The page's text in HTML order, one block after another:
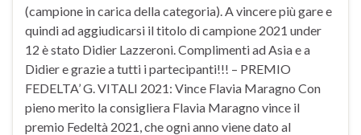
(campione in carica della categoria). A vincere più gare e
quindi ad aggiudicarsi il titolo di campione 2021 under
12 è stato Didier Lazzeroni. Complimenti ad Asia e a
Didier e grazie a tutti i partecipanti!!! – PREMIO
FEDELTA’ G. VITALI 2021: Vince Flavia Maragno Con
pieno merito la consigliera Flavia Maragno vince il
premio Fedeltà 2021, che ogni anno viene dato al